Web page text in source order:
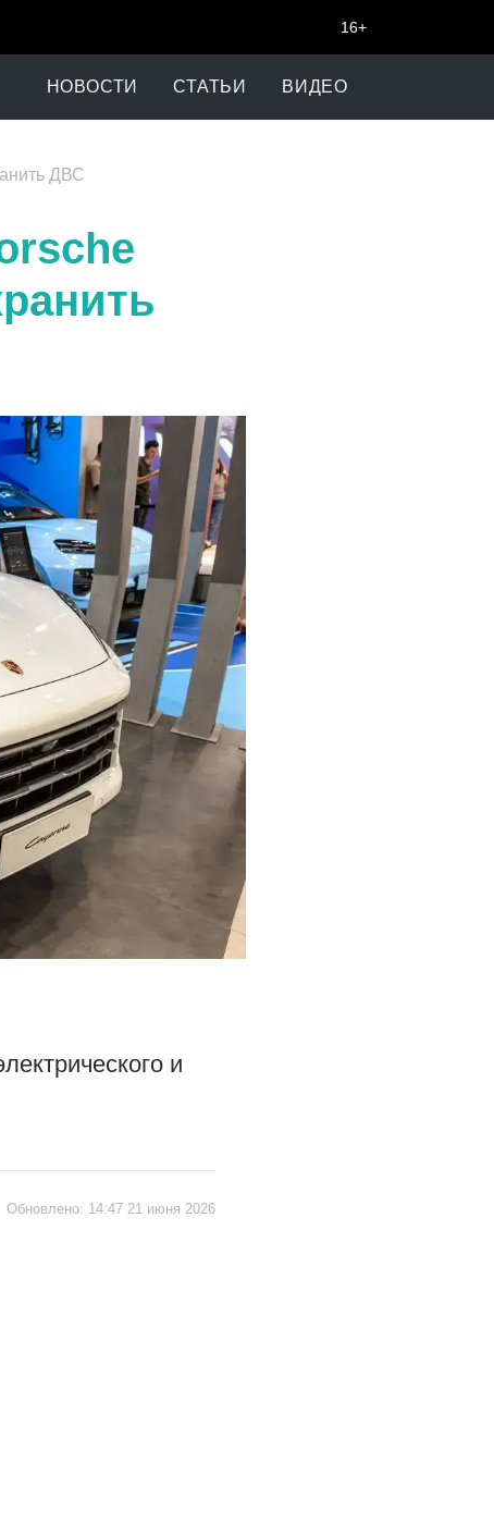
16+
НОВОСТИ СТАТЬИ ВИДЕО
ДВС
и
Обновлено: 14:47 21 июня 2026